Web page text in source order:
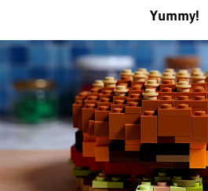
Yummy!